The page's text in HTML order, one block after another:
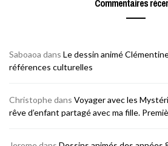
Commentaires
Saboaoa dans Le dessin animé
références culturelles
Christophedans Voyager avec les
rêve d’enfant partagé avec ma fille.